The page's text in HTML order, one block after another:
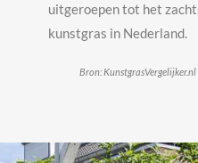
uitgeroepen tot het
kunstgras in Nederland.
Bron: KunstgrasVergelijker.nl